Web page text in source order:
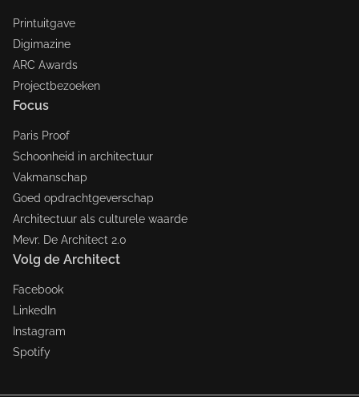
Printuitgave
Digimazine
ARC Awards
Projectbezoeken
Focus
Paris Proof
Schoonheid in architectuur
Vakmanschap
Goed opdrachtgeverschap
Architectuur als culturele waarde
Mevr. De Architect 2.0
Volg de Architect
Facebook
LinkedIn
Instagram
Spotify